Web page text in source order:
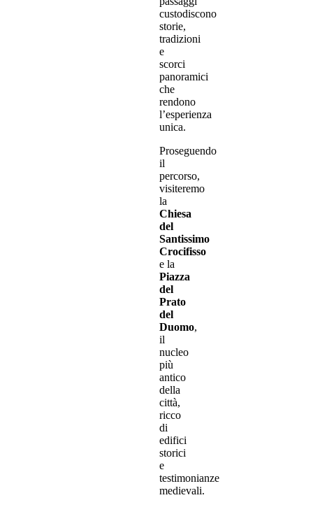
custodiscono
storie,
tradizioni
e
scorci
panoramici
che
rendono
l’esperienza
unica.
Proseguendo
il
percorso,
visiteremo
la
Chiesa
del
Santissimo
Crocifisso
e la
Piazza
del
Prato
del
Duomo,
il
nucleo
più
antico
della
città,
ricco
di
edifici
storici
e
testimonianze
medievali.